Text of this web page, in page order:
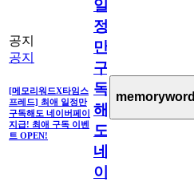
공지
공지
[메모리워드X타임스
프레드] 최애 일정만
구독해도 네이버페이
지급! 최애 구독 이벤
트 OPEN!
일
정
만
구
독
해
도
네
이
memoryword